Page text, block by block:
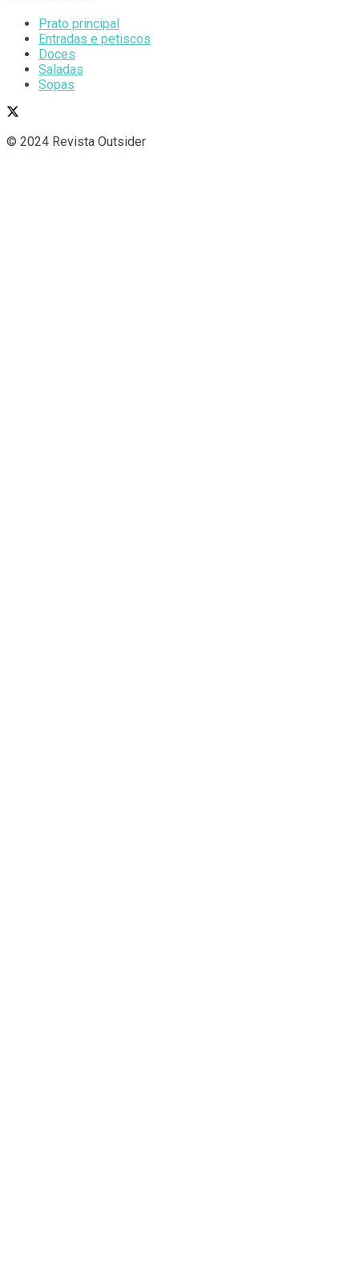
Prato principal
Entradas e petiscos
Doces
Saladas
Sopas
© 2024 Revista Outsider